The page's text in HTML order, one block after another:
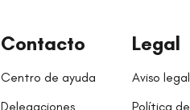
Contacto
Centro de ayuda
Delegaciones
Legal
Aviso legal
Política de